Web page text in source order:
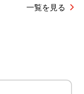
一覧を見る